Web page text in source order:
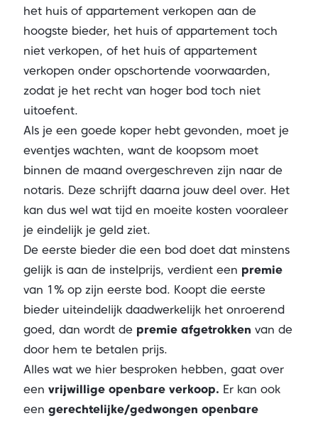
het huis of appartement verkopen aan de
hoogste bieder, het huis of appartement toch
niet verkopen, of het huis of appartement
verkopen onder opschortende voorwaarden,
zodat je het recht van hoger bod toch niet
uitoefent.
Als je een goede koper hebt gevonden, moet je
eventjes wachten, want de koopsom moet
binnen de maand overgeschreven zijn naar de
notaris. Deze schrijft daarna jouw deel over. Het
kan dus wel wat tijd en moeite kosten vooraleer
je eindelijk je geld ziet.
De eerste bieder die een bod doet dat minstens
gelijk is aan de instelprijs, verdient een premie
van 1% op zijn eerste bod. Koopt die eerste
bieder uiteindelijk daadwerkelijk het onroerend
goed, dan wordt de premie afgetrokken van de
door hem te betalen prijs.
Alles wat we hier besproken hebben, gaat over
een vrijwillige openbare verkoop. Er kan ook
een gerechtelijke/gedwongen openbare